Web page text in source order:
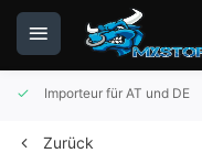
Importeur für AT und DE
Zurück